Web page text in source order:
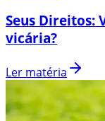
Seus Direitos:
vicária?
Ler matéria